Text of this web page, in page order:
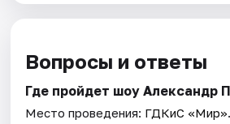
Вопросы и ответы
Где пройдет шоу Александр
Место проведения: ГДКиС «Мир»